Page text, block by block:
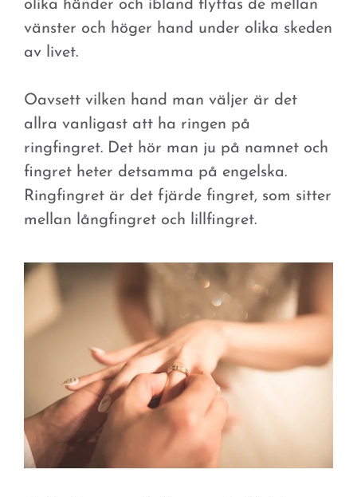
olika händer och ibland flyttas de mellan
vänster och höger hand under olika skeden
av livet.
Oavsett vilken hand man väljer är det
allra vanligast att ha ringen på
ringfingret. Det hör man ju på namnet och
fingret heter detsamma på engelska.
Ringfingret är det fjärde fingret, som sitter
mellan långfingret och lillfingret.